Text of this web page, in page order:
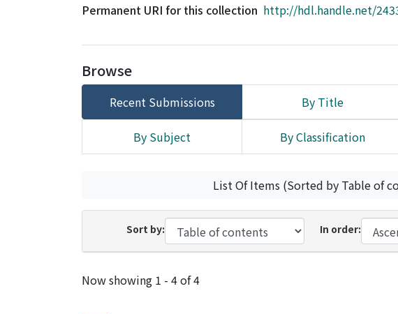
Permanent URI for this collection http://hdl.handle.net/
Browse
Recent Submissions By Title
By Subject By Classification
List Of Items (Sorted by Table of
Sort by: In order:
Recent Submissions
Now showing 1 - 4 of 4